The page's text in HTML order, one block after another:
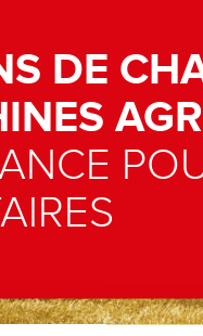
DE